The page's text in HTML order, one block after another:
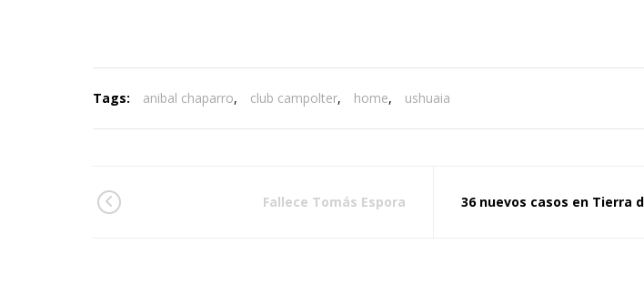
Tags: anibal chaparro, club campolter, home, ushuaia
Fallece Tomás Espora 36 nuevos casos en Tierra